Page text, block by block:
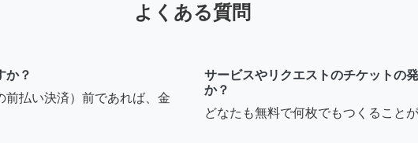
よくある質問
か？
前払い決済）前であれば、金
サービスやリクエストのチケットの
か？
どなたも無料で何枚でもつくること